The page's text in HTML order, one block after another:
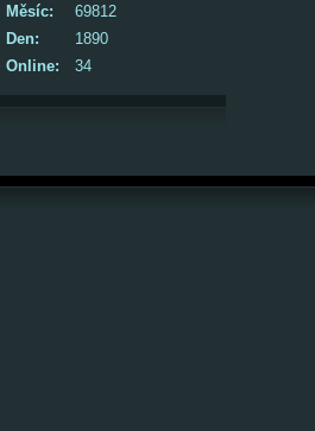
Online: 34
Měsíc:
69812
Den:
1890